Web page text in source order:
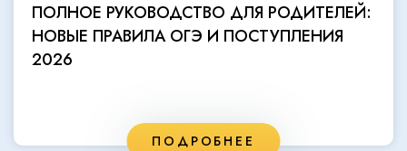
ПОЛНОЕ РУКОВОДСТВО ДЛЯ РОДИТЕЛЕЙ:
НОВЫЕ ПРАВИЛА ОГЭ И ПОСТУПЛЕНИЯ
2026
ПОДРОБНЕЕ